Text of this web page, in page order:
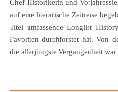
Chef-Historikerin und Vorjahressiegerin Astrid Töpfner hat sich
auf eine literarische Zeitreise
Titel umfassende Longlist
Favoriten durchforstet hat. Von
die allerjüngste Vergangenheit